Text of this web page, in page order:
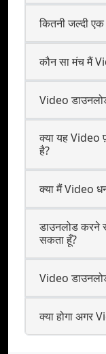
कितनी जल्दी
कौन सा मंच मैं
Video
क्या यह Video
है?
क्या मैं Video
डाउनलोड करने
सकता हूँ?
Video
क्या होगा अगर